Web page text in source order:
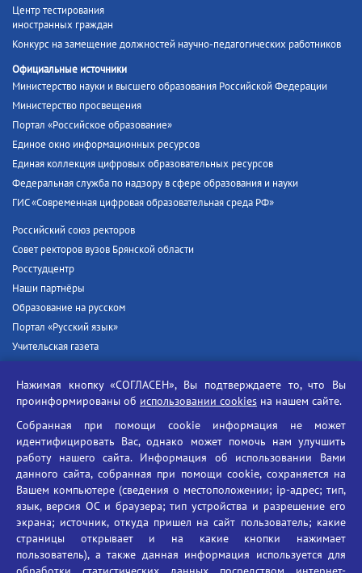
Центр тестирования
иностранных граждан
Конкурс на замещение должностей научно-педагогических работников
Официальные источники
Министерство науки и высшего образования Российской Федерации
Министерство просвещения
Портал «Российское образование»
Единое окно информационных ресурсов
Единая коллекция цифровых образовательных ресурсов
Федеральная служба по надзору в сфере образования и науки
ГИС «Современная цифровая образовательная среда РФ»
Российский союз ректоров
Совет ректоров вузов Брянской области
Росстудцентр
Наши партнёры
Образование на русском
Портал «Русский язык»
Учительская газета
Единый портал государственных услуг
Противодействие угрозам информационной безопасности
Социальные ролики - Генеральная прокуратура РФ
Противодействие коррупции
БГУ против наркотиков
Брянский государственный университет
имени академика И.Г. Петровского
Время работы: пн-пт 09:00-18:00
Нажимая кнопку «СОГЛАСЕН», Вы подтверждаете то, что Вы
проинформированы об использовании cookies на нашем сайте.
Собранная при помощи cookie информация не может
идентифицировать Вас, однако может помочь нам улучшить
работу нашего сайта. Информация об использовании Вами
данного сайта, собранная при помощи cookie, сохраняется на
Вашем компьютере (сведения о местоположении; ip-адрес; тип,
язык, версия ОС и браузера; тип устройства и разрешение его
экрана; источник, откуда пришел на сайт пользователь; какие
страницы открывает и на какие кнопки нажимает
пользователь), а также данная информация используется для